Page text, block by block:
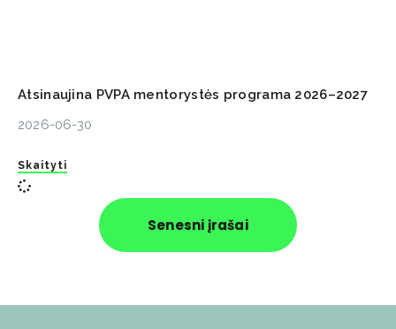
Atsinaujina PVPA mentorystės programa 2026–2027
2026-06-30
Skaityti
Senesni įrašai